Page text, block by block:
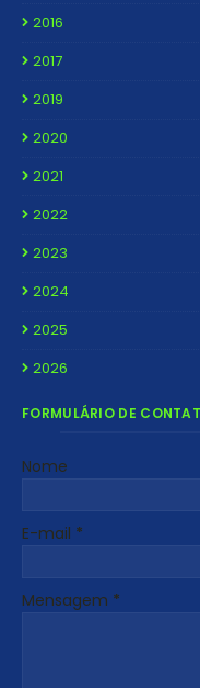
2016
2017
2019
2020
2021
2022
2023
2024
2025
2026
FORMULÁRIO DE
Nome
E-mail *
Mensagem *